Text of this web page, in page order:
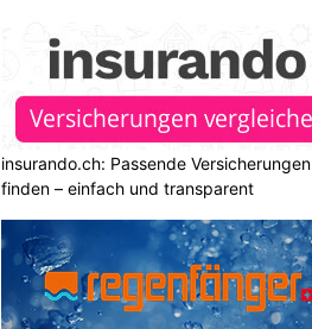
insurando.ch: Passende Versicherungen
finden – einfach und transparent